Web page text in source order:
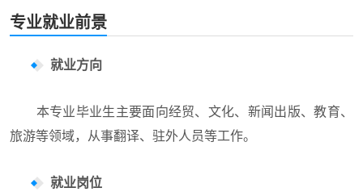
专业就业前景
就业方向
本专业毕业生主要面向经贸、文化、新闻出版、教育、
旅游等领域，从事翻译、驻外人员等工作。
就业岗位